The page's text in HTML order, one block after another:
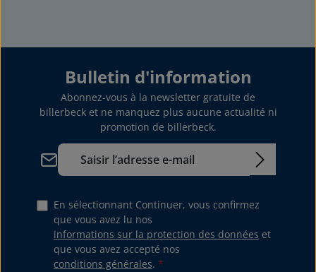
Bulletin d'information
Abonnez-vous à la newsletter gratuite de
billerbeck et ne manquez plus aucune actualité ni
promotion de billerbeck.
Adresse e-mail*
En sélectionnant Continuer, vous confirmez
que vous avez lu nos
informations sur la protection des données et
que vous avez accepté nos
conditions générales. *